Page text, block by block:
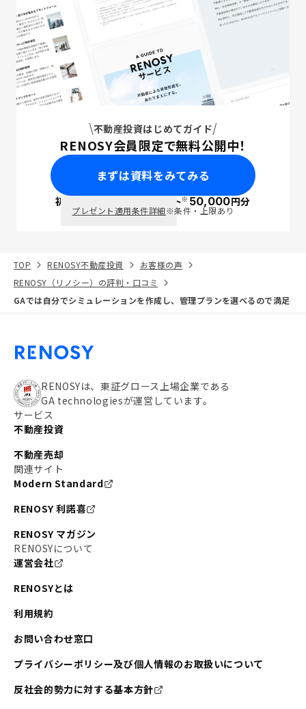
不動産投資はじめてガイド
RENOSY会員限定で無料公開中！
まずは資料をみてみる
初回面談で ポイント※50,000円分
プレゼント適用条件詳細※条件・上限あり
TOP RENOSY不動産投資
お客様の声
RENOSY（リノシー）の評判・口コミ
GAでは自分でシミュレーションを作成し、管理プランを選べるので満足
RENOSYは、東証グロース上場企業である
GA technologiesが運営しています。
サービス
不動産投資
不動産売却
関連サイト
Modern Standard
RENOSY 利諾喜
RENOSY マガジン
RENOSYについて
運営会社
RENOSYとは
利用規約
お問い合わせ窓口
プライバシーポリシー及び個人情報のお取扱いについて
反社会的勢力に対する基本方針